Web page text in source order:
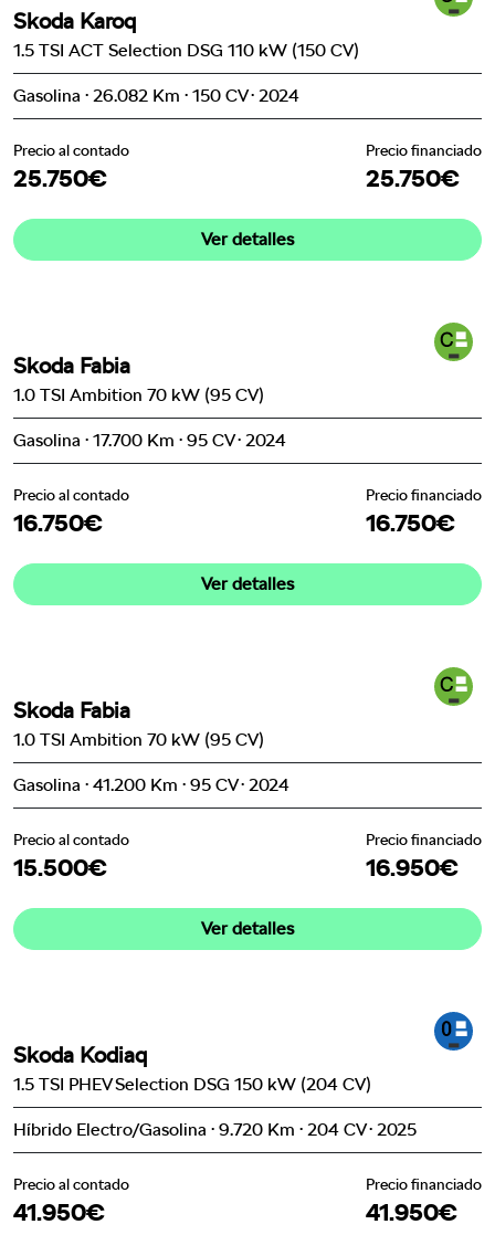
Skoda Karoq
1.5 TSI ACT Selection DSG 110 kW (150 CV)
Gasolina · 26.082 Km · 150 CV · 2024
Precio al contado
25.750€
Precio financiado
25.750€
Ver detalles
Skoda Fabia
1.0 TSI Ambition 70 kW (95 CV)
Gasolina · 17.700 Km · 95 CV · 2024
Precio al contado
16.750€
Precio financiado
16.750€
Ver detalles
Skoda Fabia
1.0 TSI Ambition 70 kW (95 CV)
Gasolina · 41.200 Km · 95 CV · 2024
Precio al contado
15.500€
Precio financiado
16.950€
Ver detalles
Skoda Kodiaq
1.5 TSI PHEV Selection DSG 150 kW (204 CV)
Híbrido Electro/Gasolina · 9.720 Km · 204 CV · 2025
Precio al contado
41.950€
Precio financiado
41.950€